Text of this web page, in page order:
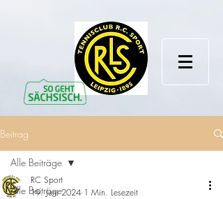
Beitrag
Alle Beiträge
Alle Beiträge
RC Sport
19. Juni 2024 1 Min. Lesezeit